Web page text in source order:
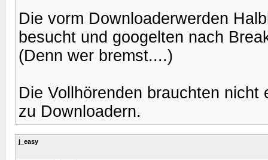
Die vorm Downloaderwerden
besucht und googelten nach
(Denn wer bremst....)
Die Vollhörenden brauchten
zu Downloadern.
j_easy